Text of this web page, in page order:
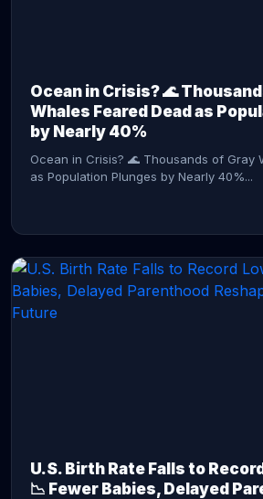
Ocean in Crisis? 🌊
Whales Feared Dead as
by Nearly 40%
Ocean in Crisis? 🌊 Thousands of Gray
as Population Plunges by Nearly 40%...
U.S. Birth Rate Falls to
📉 Fewer Babies, Delayed